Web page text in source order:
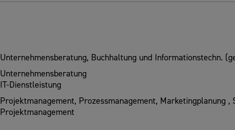
Unternehmensberatung, Buchhaltung und Informationstechn.
Unternehmensberatung
IT-Dienstleistung
Projektmanagement, Prozessmanagement, Marketingplanung
Projektmanagement